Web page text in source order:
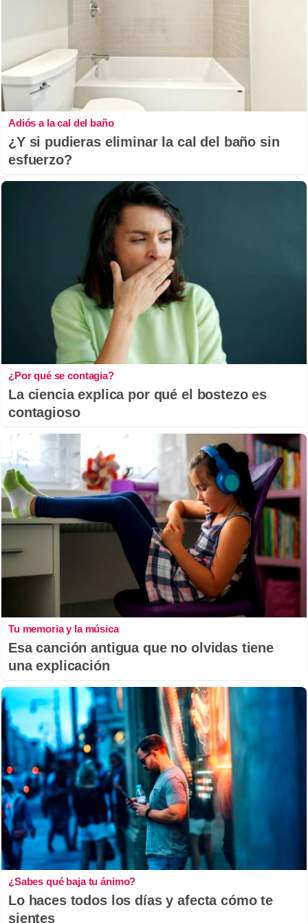
Adiós a la cal del baño
¿Y si pudieras eliminar la cal del baño sin
esfuerzo?
¿Por qué se contagia?
La ciencia explica por qué el bostezo es
contagioso
Tu memoria y la música
Esa canción antigua que no olvidas tiene
una explicación
¿Sabes qué baja tu ánimo?
Lo haces todos los días y afecta cómo te
sientes